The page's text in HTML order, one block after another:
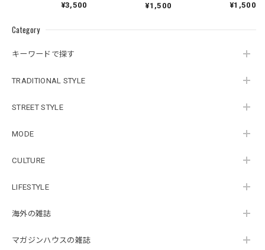
Category
キーワードで探す
TRADITIONAL STYLE
STREET STYLE
MODE
CULTURE
LIFESTYLE
海外の雑誌
マガジンハウスの雑誌
¥3,500
¥1,500
¥1,500